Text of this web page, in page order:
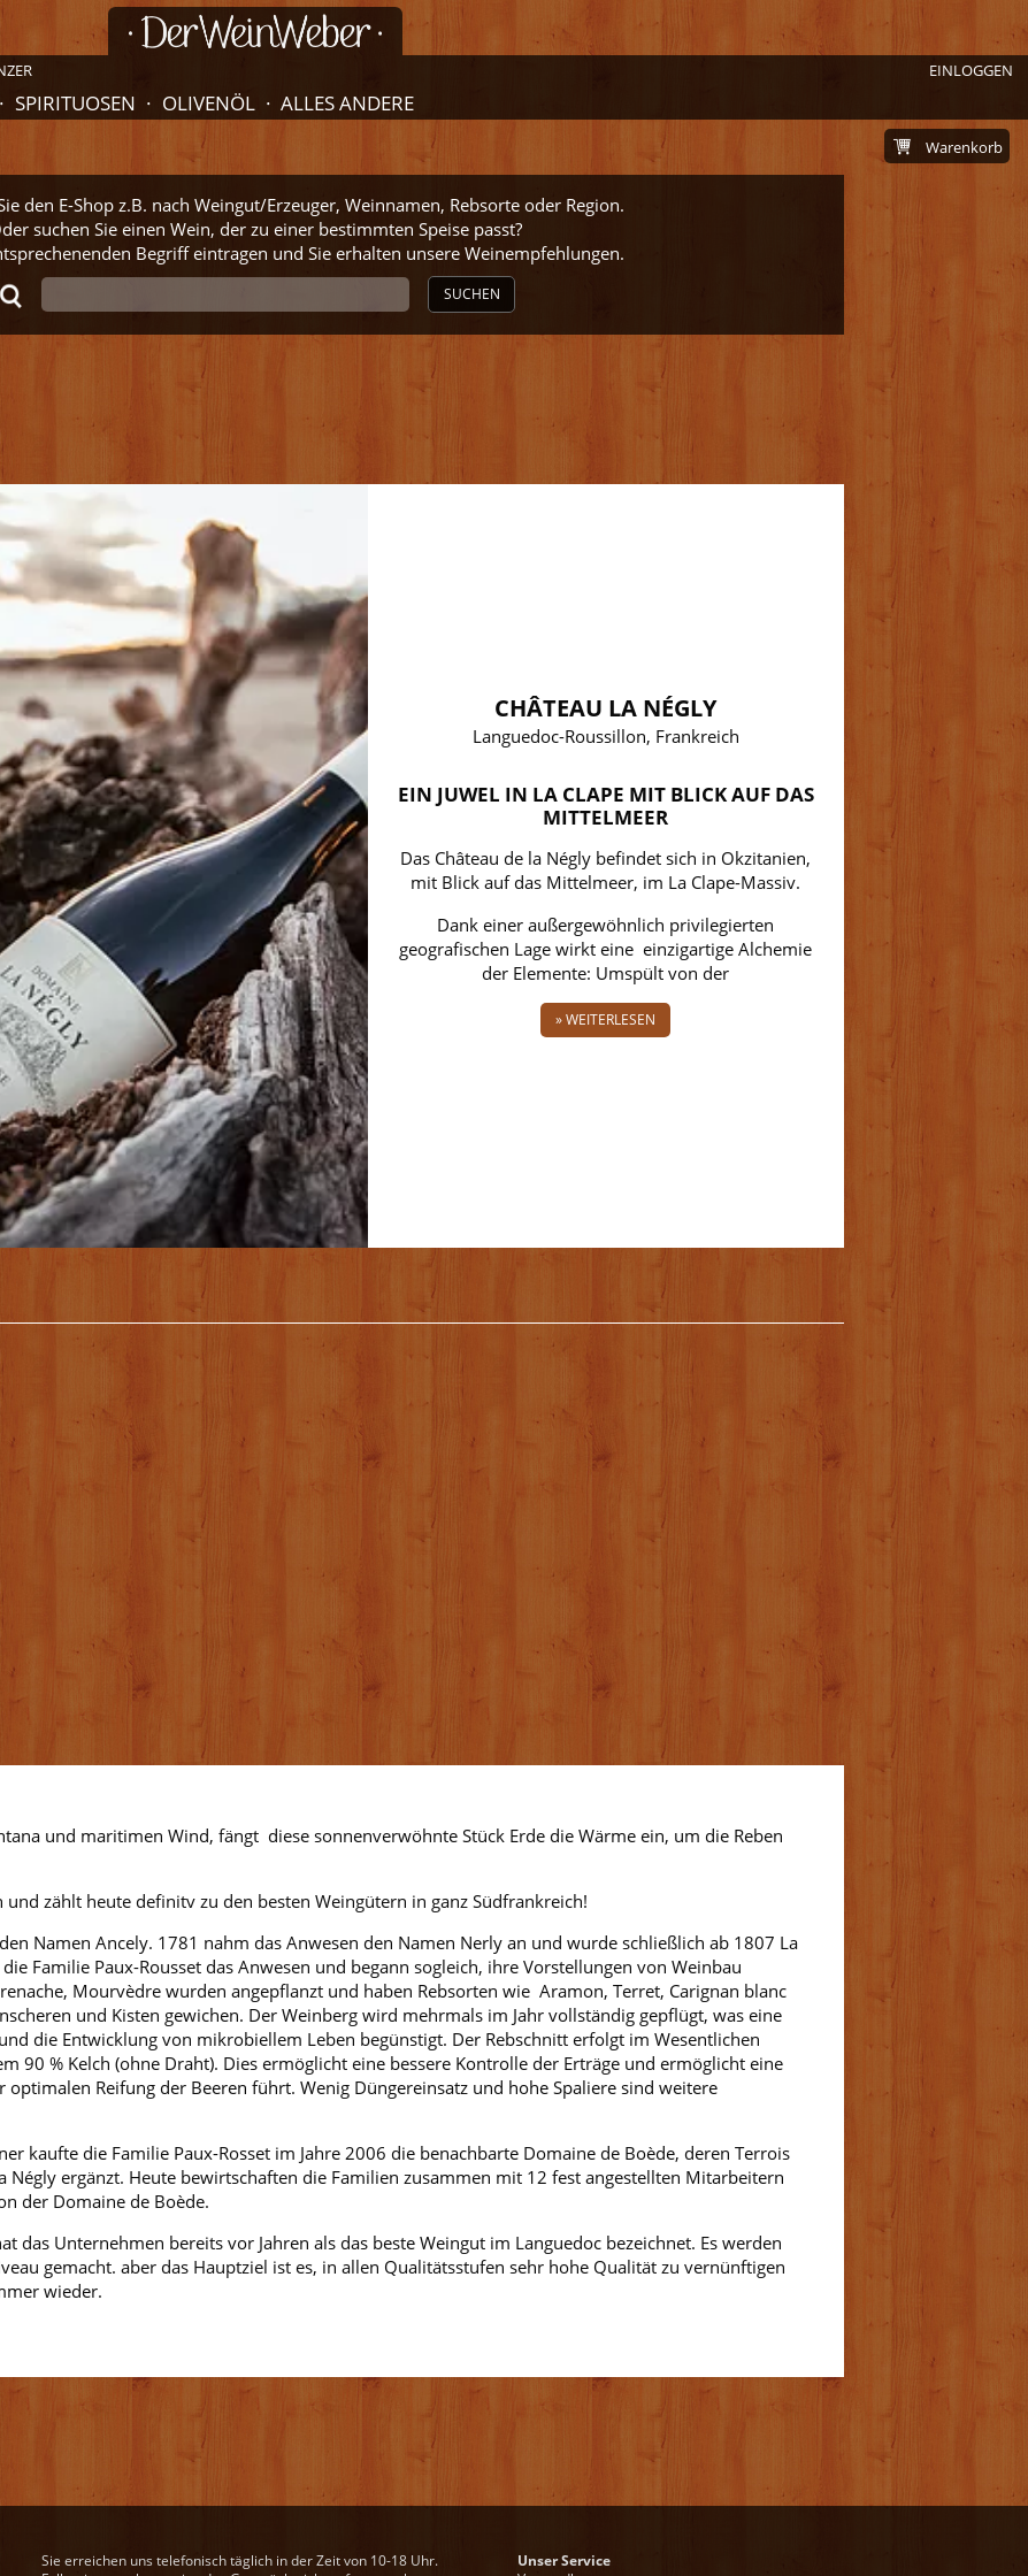
EINLOGGEN
SPIRITUOSEN OLIVENÖL ALLES ANDERE
den E-Shop z.B. nach Weingut/Erzeuger, Weinnamen, Rebsorte oder Region.
suchen Sie einen Wein, der zu einer bestimmten Speise passt?
Begriff eintragen und Sie erhalten unsere Weinempfehlungen.
SUCHEN
Warenkorb
CHÂTEAU LA NÉGLY
Languedoc-Roussillon, Frankreich
EIN JUWEL IN LA CLAPE MIT BLICK AUF DAS
MITTELMEER
Das Château de la Négly befindet sich in Okzitanien,
mit Blick auf das Mittelmeer, im La Clape-Massiv.
Dank einer außergewöhnlich privilegierten
geografischen Lage wirkt eine einzigartige Alchemie
der Elemente: Umspült von der
» WEITERLESEN
und maritimen Wind, fängt diese sonnenverwöhnte Stück Erde die Wärme ein, um die Reben
zählt heute definitv zu den besten Weingütern in ganz Südfrankreich!
Namen Ancely. 1781 nahm das Anwesen den Namen Nerly an und wurde schließlich ab 1807 La
Familie Paux-Rousset das Anwesen und begann sogleich, ihre Vorstellungen von Weinbau
Mourvèdre wurden angepflanzt und haben Rebsorten wie Aramon, Terret, Carignan blanc
und Kisten gewichen. Der Weinberg wird mehrmals im Jahr vollständig gepflügt, was eine
die Entwicklung von mikrobiellem Leben begünstigt. Der Rebschnitt erfolgt im Wesentlichen
90 % Kelch (ohne Draht). Dies ermöglicht eine bessere Kontrolle der Erträge und ermöglicht eine
optimalen Reifung der Beeren führt. Wenig Düngereinsatz und hohe Spaliere sind weitere
kaufte die Familie Paux-Rosset im Jahre 2006 die benachbarte Domaine de Boède, deren Terrois
Négly ergänzt. Heute bewirtschaften die Familien zusammen mit 12 fest angestellten Mitarbeitern
der Domaine de Boède.
das Unternehmen bereits vor Jahren als das beste Weingut im Languedoc bezeichnet. Es werden
gemacht. aber das Hauptziel ist es, in allen Qualitätsstufen sehr hohe Qualität zu vernünftigen
wieder.
Sie erreichen uns telefonisch täglich in der Zeit von 10-18 Uhr.
Unser Service